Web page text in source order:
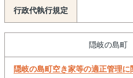
隠岐の島町
隠岐の島町空き家等の適正管理に